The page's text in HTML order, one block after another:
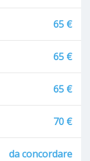
65 €
65 €
65 €
70 €
da concordare